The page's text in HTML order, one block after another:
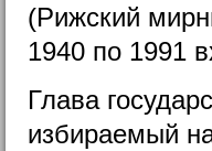
(Рижский
1940 по 1991
Глава
избираемый